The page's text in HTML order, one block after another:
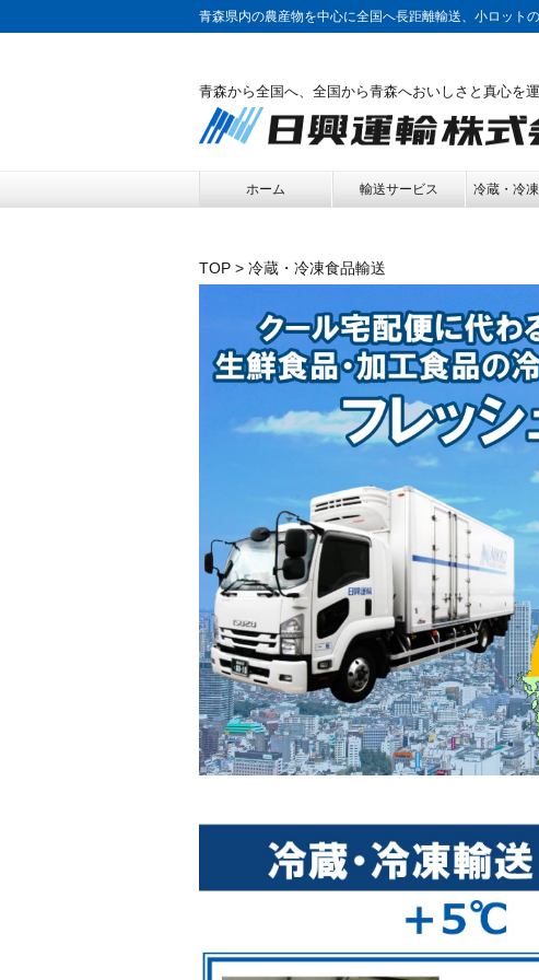
青森県内の農産物を中心に全国へ長距離輸送、小ロット
青森から全国へ、全国から青森へおいしさと真心を
ホーム 輸送サービス 冷蔵・冷
TOP > 冷蔵・冷凍食品輸送